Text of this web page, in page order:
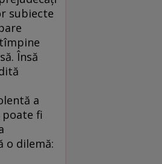
subiecte
Însă
a
fi
o dilemă: